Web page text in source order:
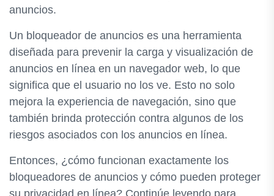
anuncios.
Un bloqueador de anuncios es una herramienta
diseñada para prevenir la carga y visualización de
anuncios en línea en un navegador web, lo que
significa que el usuario no los ve. Esto no solo
mejora la experiencia de navegación, sino que
también brinda protección contra algunos de los
riesgos asociados con los anuncios en línea.
Entonces, ¿cómo funcionan exactamente los
bloqueadores de anuncios y cómo pueden proteger
su privacidad en línea? Continúe leyendo para